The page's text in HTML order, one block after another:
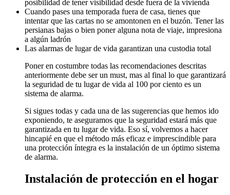
posibilidad de tener visibilidad desde fuera de la vivienda
Cuando pases una temporada fuera de casa, tienes que
intentar que las cartas no se amontonen en el buzón. Tener las
persianas bajas o bien poner alguna nota de viaje, impresiona
a algún ladrón
Las alarmas de lugar de vida garantizan una custodia total
Poner en costumbre todas las recomendaciones descritas
anteriormente debe ser un must, mas al final lo que garantizará
la seguridad de tu lugar de vida al 100 por ciento es un
sistema de alarma.
Si sigues todas y cada una de las sugerencias que hemos ido
exponiendo, te aseguramos que la seguridad estará más que
garantizada en tu lugar de vida. Eso sí, volvemos a hacer
hincapié en que el método más eficaz e imprescindible para
una protección íntegra es la instalación de un óptimo sistema
de alarma.
Instalación de protección en el hogar